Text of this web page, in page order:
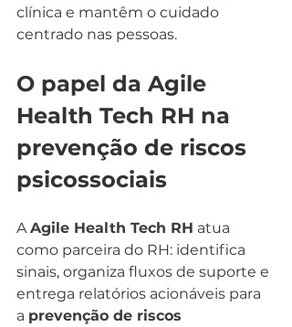
clínica e mantêm o cuidado
centrado nas pessoas.
O papel da Agile
Health Tech RH na
prevenção de riscos
psicossociais
A Agile Health Tech RH atua
como parceira do RH: identifica
sinais, organiza fluxos de suporte e
entrega relatórios acionáveis para
a prevenção de riscos